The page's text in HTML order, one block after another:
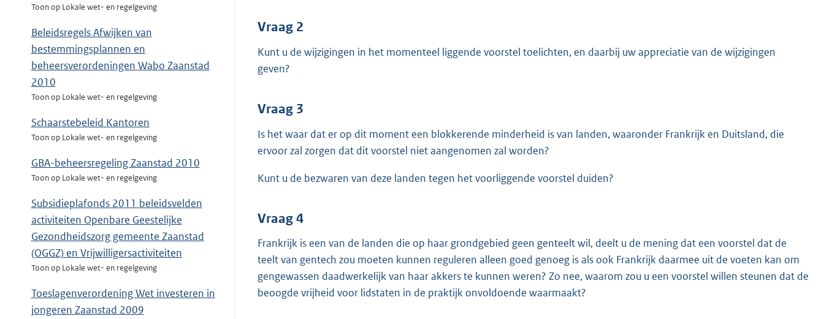
Toon op Lokale wet- en regelgeving
Beleidsregels Afwijken van
bestemmingsplannen en
beheersverordeningen Wabo Zaanstad
2010
Toon op Lokale wet- en regelgeving
Schaarstebeleid Kantoren
Toon op Lokale wet- en regelgeving
GBA-beheersregeling Zaanstad 2010
Toon op Lokale wet- en regelgeving
Subsidieplafonds 2011 beleidsvelden
activiteiten Openbare Geestelijke
Gezondheidszorg gemeente Zaanstad
(OGGZ) en Vrijwilligersactiviteiten
Toon op Lokale wet- en regelgeving
Toeslagenverordening Wet investeren in
jongeren Zaanstad 2009
8
Vraag 2
Kunt u de wijzigingen in het momenteel liggende voorstel toelichten, en daarbij uw appreciatie van de wijzigingen
geven?
Vraag 3
Is het waar dat er op dit moment een blokkerende minderheid is van landen, waaronder Frankrijk en Duitsland, die
ervoor zal zorgen dat dit voorstel niet aangenomen zal worden?
Kunt u de bezwaren van deze landen tegen het voorliggende voorstel duiden?
Vraag 4
Frankrijk is een van de landen die op haar grondgebied geen genteelt wil, deelt u de mening dat een voorstel dat de
teelt van gentech zou moeten kunnen reguleren alleen goed genoeg is als ook Frankrijk daarmee uit de voeten kan om
gengewassen daadwerkelijk van haar akkers te kunnen weren? Zo nee, waarom zou u een voorstel willen steunen dat de
beoogde vrijheid voor lidstaten in de praktijk onvoldoende waarmaakt?